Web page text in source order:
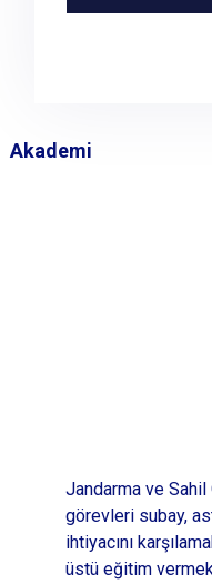
Akademi
Jandarma ve Sahil
görevleri subay,
ihtiyacını
üstü eğitim